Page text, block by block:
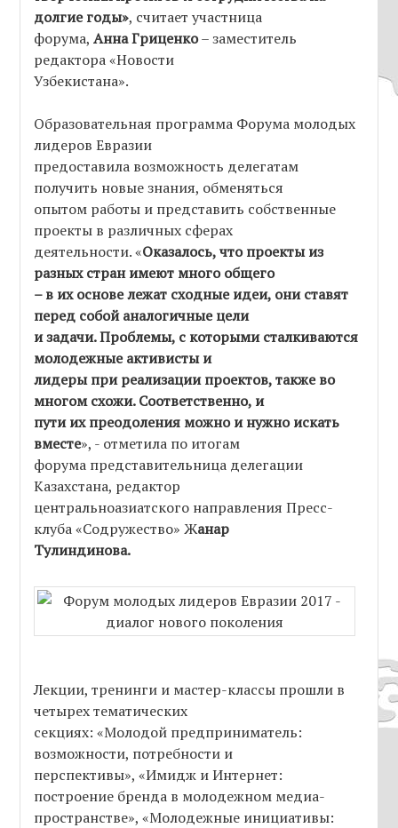
долгие годы», считает участница
форума,Анна Гриценко– заместитель
редактора «Новости
Узбекистана».
Образовательная программа Форума молодых
лидеров Евразии
предоставила возможность делегатам
получить новые знания, обменяться
опытом работы и представить собственные
проекты в различных сферах
деятельности. «Оказалось, что проекты из
разных стран имеют много общего
– в их основе лежат сходные идеи, они ставят
перед собой аналогичные цели
и задачи. Проблемы, с которыми сталкиваются
молодежные активисты и
лидеры при реализации проектов, также во
многом схожи. Соответственно, и
пути их преодоления можно и нужно искать
вместе», - отметила по итогам
форума представительница делегации
Казахстана, редактор
центральноазиатского направления Пресс-
клуба «Содружество» Жанар
Тулиндинова.
Лекции, тренинги и мастер-классы прошли в
четырех тематических
секциях: «Молодой предприниматель:
возможности, потребности и
перспективы», «Имидж и Интернет:
построение бренда в молодежном медиа-
пространстве», «Молодежные инициативы: